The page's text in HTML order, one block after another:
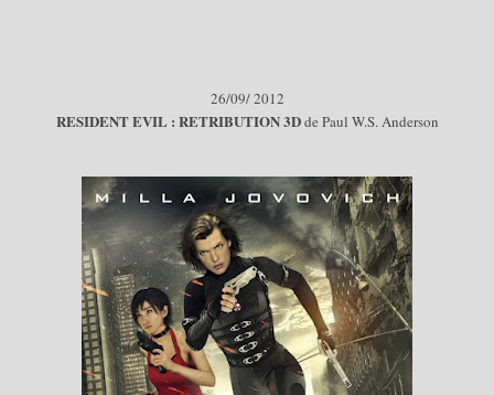
26/09/2012
RESIDENT EVIL : RETRIBUTION 3Dde Paul W.S. Anderson